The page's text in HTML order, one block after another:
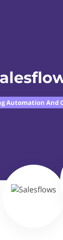
Automation And